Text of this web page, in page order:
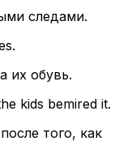
следами.
их обувь.
kids bemired it.
того, как